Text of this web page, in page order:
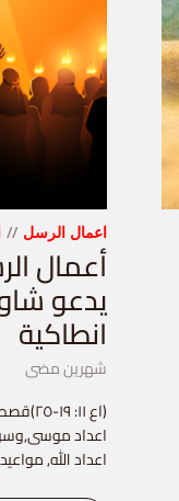
اعمال الرسل
يدعو
انطاكية
شهرين مضى
(اع
اعداد
اعداد الله,